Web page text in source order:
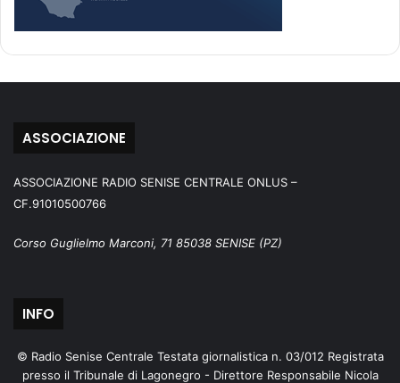
ASSOCIAZIONE
ASSOCIAZIONE RADIO SENISE CENTRALE ONLUS –
CF.91010500766
Corso Guglielmo Marconi, 71 85038 SENISE (PZ)
INFO
© Radio Senise Centrale Testata giornalistica n. 03/012 Registrata
presso il Tribunale di Lagonegro - Direttore Responsabile Nicola